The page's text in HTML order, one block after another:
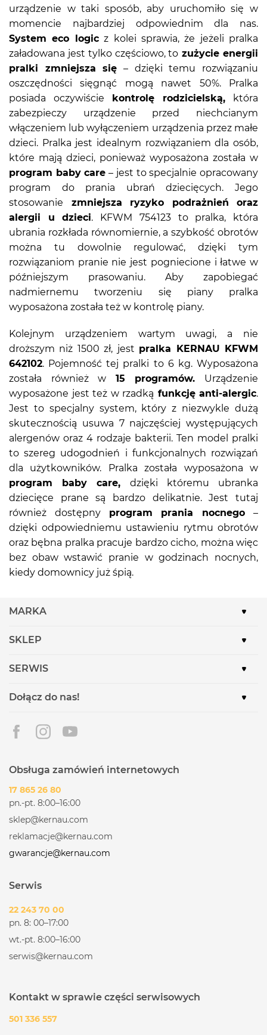
urządzenie w taki sposób, aby uruchomiło się w
momencie najbardziej odpowiednim dla nas.
System eco logicz kolei sprawia, że jeżeli pralka
załadowana jest tylko częściowo, to zużycie energii
pralki zmniejsza się – dzięki temu rozwiązaniu
oszczędności sięgnąć mogą nawet 50%. Pralka
posiada oczywiście kontrolę rodzicielską, która
zabezpieczy urządzenie przed niechcianym
włączeniem lub wyłączeniem urządzenia przez małe
dzieci. Pralka jest idealnym rozwiązaniem dla osób,
które mają dzieci, ponieważ wyposażona została w
program baby care – jest to specjalnie opracowany
program do prania ubrań dziecięcych. Jego
stosowanie zmniejsza ryzyko podrażnień oraz
alergii u dzieci. KFWM 754123 to pralka, która
ubrania rozkłada równomiernie, a szybkość obrotów
można tu dowolnie regulować, dzięki tym
rozwiązaniom pranie nie jest pogniecione i łatwe w
późniejszym prasowaniu. Aby zapobiegać
nadmiernemu tworzeniu się piany pralka
wyposażona została też w kontrolę piany.
Kolejnym urządzeniem wartym uwagi, a nie
droższym niż 1500 zł, jest pralka KERNAU KFWM
642102. Pojemność tej pralki to 6 kg. Wyposażona
została również w 15 programów. Urządzenie
wyposażone jest też w rzadką funkcję anti-alergic.
Jest to specjalny system, który z niezwykle dużą
skutecznością usuwa 7 najczęściej występujących
alergenów oraz 4 rodzaje bakterii. Ten model pralki
to szereg udogodnień i funkcjonalnych rozwiązań
dla użytkowników. Pralka została wyposażona w
program baby care, dzięki któremu ubranka
dziecięce prane są bardzo delikatnie. Jest tutaj
również dostępny program prania nocnego –
dzięki odpowiedniemu ustawieniu rytmu obrotów
oraz bębna pralka pracuje bardzo cicho, można więc
bez obaw wstawić pranie w godzinach nocnych,
kiedy domownicy już śpią.
MARKA
SKLEP
SERWIS
Dołącz do nas!
Obsługa zamówień internetowych
17 865 26 80
pn.-pt. 8:00–16:00
sklep@kernau.com
reklamacje@kernau.com
gwarancje@kernau.com
Serwis
22 243 70 00
pn. 8: 00–17:00
wt.-pt. 8:00–16:00
serwis@kernau.com
Kontakt w sprawie części serwisowych
501 336 557